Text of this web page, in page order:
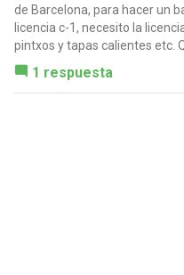
de Barcelona, para hacer un
licencia c-1, necesito la
pintxos y tapas calientes etc.
1 respuesta